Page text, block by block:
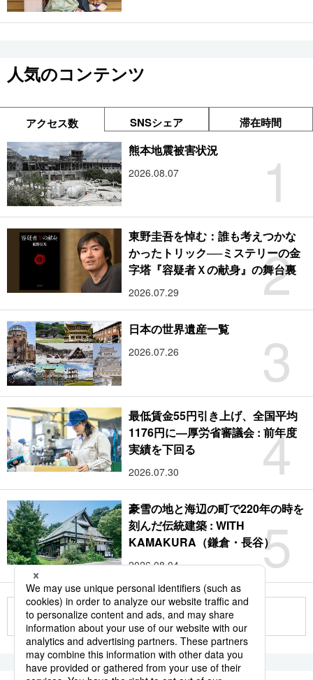
人気のコンテンツ
アクセス数 SNSシェア 滞在時間
1
熊本地震被害状況
2026.08.07
2
東野圭吾を悼む：誰も考えつかな
かったトリック──ミステリーの金
字塔『容疑者Ｘの献身』の舞台裏
2026.07.29
3
日本の世界遺産一覧
2026.07.26
4
最低賃金55円引き上げ、全国平均
1176円に―厚労省審議会 : 前年度
実績を下回る
2026.07.30
5
豪雪の地と海辺の町で220年の時を
刻んだ伝統建築 : WITH
KAMAKURA（鎌倉・長谷）
2026.08.04
もっと見る